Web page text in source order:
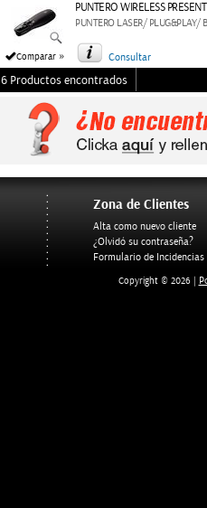
Comparar »
PUNTERO WIRELESS
PUNTERO LASER/ PLUG&PLAY/
Consultar
6 Productos encontrados
Zona de Clientes
Alta como nuevo cliente
¿Olvidó su contraseña?
Formulario de Incidencias
Copyright © 2026 |